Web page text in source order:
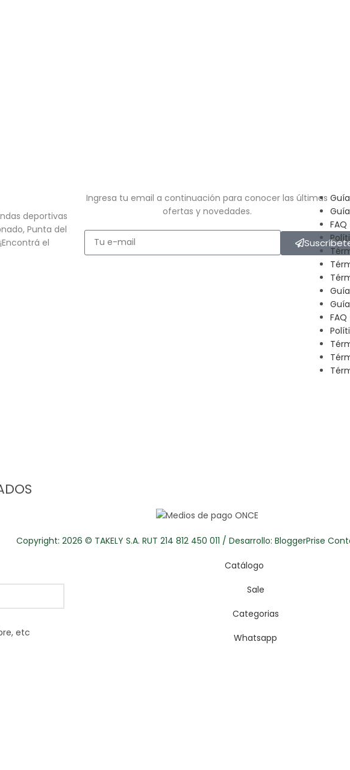
deportivas
Punta del
el
Ingresa tu email a continuación para conocer las últimas
ofertas y novedades.
Copyright: 2026 © TAKELY S.A. RUT 214 812 450 011 / Desarrollo: BloggerPrise
etc
Catálogo
Sale
Categorias
Whatsapp